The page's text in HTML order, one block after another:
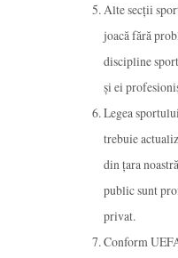
Alte secții
joacă fără
discipline
și ei
Legea
trebuie
din țara
public sunt
privat.
Conform